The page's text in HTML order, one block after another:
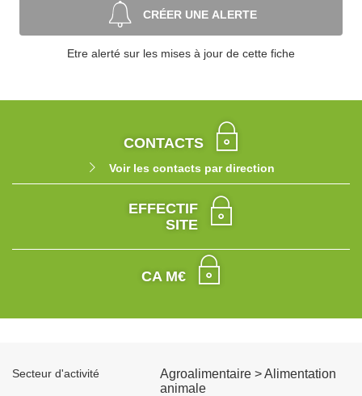
CRÉER UNE ALERTE
Etre alerté sur les mises à jour de cette fiche
CONTACTS
Voir les contacts par direction
EFFECTIF
SITE
CA M€
Secteur d'activité
Agroalimentaire > Alimentation
animale